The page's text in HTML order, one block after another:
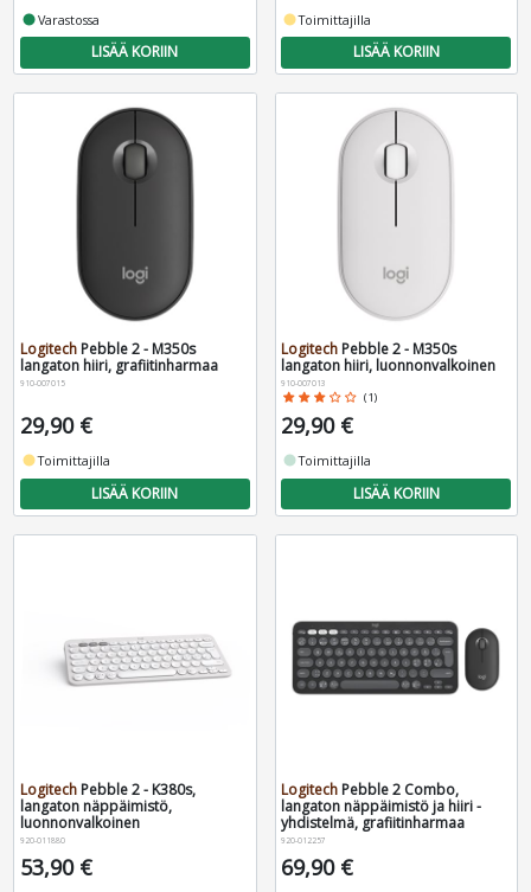
fiber_manual_recordVarastossa
LISÄÄ KORIIN
fiber_manual_recordToimittajilla
LISÄÄ KORIIN
Logitech Pebble 2 - M350s
langaton hiiri, grafiitinharmaa
910-007015
29,90 €
fiber_manual_recordToimittajilla
LISÄÄ KORIIN
Logitech Pebble 2 - M350s
langaton hiiri, luonnonvalkoinen
910-007013
star star star star_border star_border (1)
29,90 €
fiber_manual_recordToimittajilla
LISÄÄ KORIIN
Logitech Pebble 2 - K380s,
langaton näppäimistö,
luonnonvalkoinen
920-011880
53,90 €
Logitech Pebble 2 Combo,
langaton näppäimistö ja hiiri -
yhdistelmä, grafiitinharmaa
920-012257
69,90 €